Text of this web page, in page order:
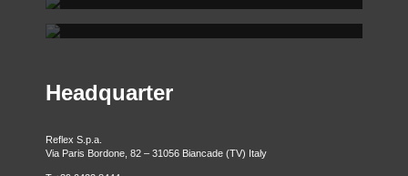
T +39 0422 849201
T +39 02 80582955
REFLEX SHOWROOM BERLINO
Headquarter
Reflex S.p.a.
Via Paris Bordone, 82 – 31056 Biancade (TV) Italy